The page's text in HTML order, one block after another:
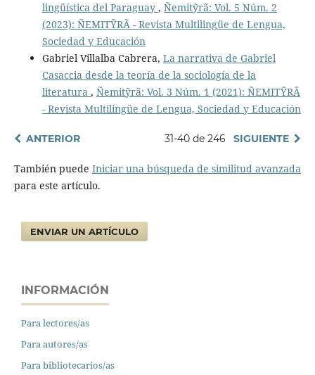
lingüística del Paraguay , Ñemitỹrã: Vol. 5 Núm. 2
(2023): ÑEMITỸRÃ - Revista Multilingüe de Lengua,
Sociedad y Educación
Gabriel Villalba Cabrera, La narrativa de Gabriel
Casaccia desde la teoría de la sociología de la
literatura , Ñemitỹrã: Vol. 3 Núm. 1 (2021): ÑEMITỸRÃ
- Revista Multilingüe de Lengua, Sociedad y Educación
ANTERIOR 31-40 de 246 SIGUIENTE
También puede Iniciar una búsqueda de similitud avanzada
para este artículo.
ENVIAR UN ARTÍCULO
INFORMACIÓN
Para lectores/as
Para autores/as
Para bibliotecarios/as